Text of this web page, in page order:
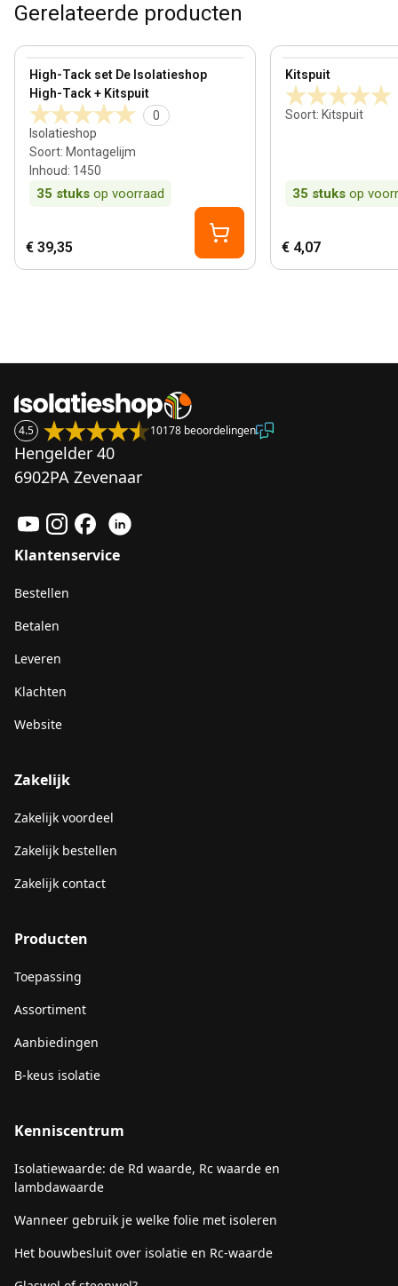
Gerelateerde producten
High-Tack set De Isolatieshop
High-Tack + Kitspuit
0
Isolatieshop
Soort: Montagelijm
Inhoud: 1450
35 stuks op voorraad
View product
€ 39,35
Kitspuit
Soort: Kitspuit
35 stuks op
View product
€ 4,07
4.5 10178 beoordelingen
Hengelder 40
6902PA Zevenaar
Klantenservice
Bestellen
Betalen
Leveren
Klachten
Website
Zakelijk
Zakelijk voordeel
Zakelijk bestellen
Zakelijk contact
Producten
Toepassing
Assortiment
Aanbiedingen
B-keus isolatie
Kenniscentrum
Isolatiewaarde: de Rd waarde, Rc waarde en
lambdawaarde
Wanneer gebruik je welke folie met isoleren
Het bouwbesluit over isolatie en Rc-waarde